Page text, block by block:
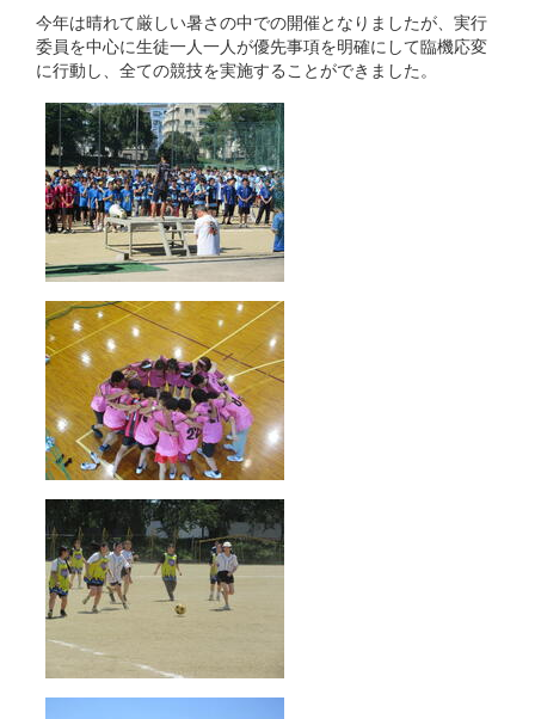
今年は晴れて厳しい暑さの中での開催となりましたが、実行
委員を中心に生徒一人一人が優先事項を明確にして臨機応変
に行動し、全ての競技を実施することができました。